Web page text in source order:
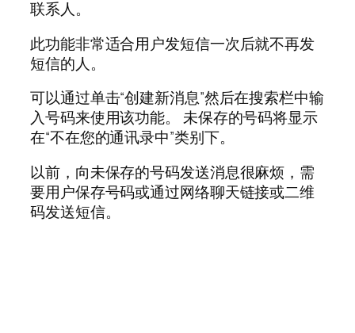
联系人。
此功能非常适合用户发短信一次后就不再发
短信的人。
可以通过单击“创建新消息”然后在搜索栏中输
入号码来使用该功能。 未保存的号码将显示
在“不在您的通讯录中”类别下。
以前，向未保存的号码发送消息很麻烦，需
要用户保存号码或通过网络聊天链接或二维
码发送短信。